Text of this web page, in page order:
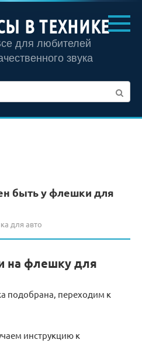
В ТЕХНИКЕ
для любителей
звука
быть у флешки для
для авто
на флешку для
подобрана, переходим к
инструкцию к